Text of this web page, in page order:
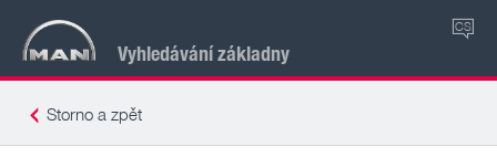
Vyhledávání základny
CS
Storno a zpět